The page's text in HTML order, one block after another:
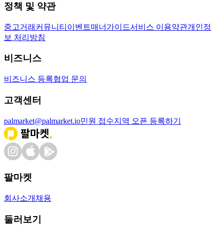
정책 및 약관
중고거래 커뮤니티 이벤트매너가이드서비스 이용약관개인정
보 처리방침
비즈니스
비즈니스 등록협업 문의
고객센터
palmarket@palmarket.io민원 접수지역 오픈 등록하기
팔마켓
회사소개 채용
둘러보기